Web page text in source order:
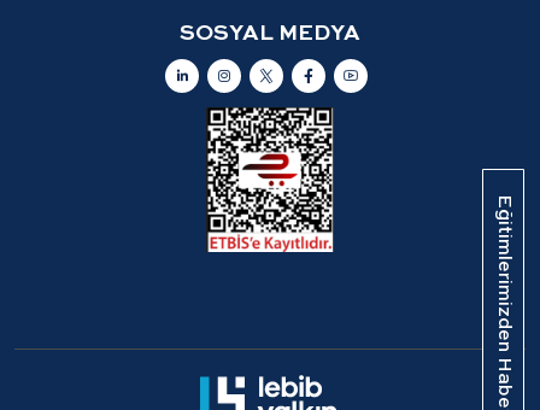
Eğitimlerimizden Haberdar Olun
SOSYAL MEDYA